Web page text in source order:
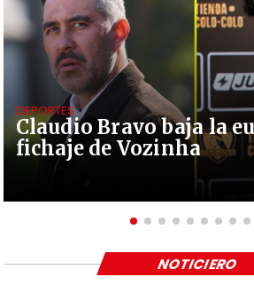
Claudio Bravo baja la
fichaje de Vozinha
DEPORTES
NOTICIERO